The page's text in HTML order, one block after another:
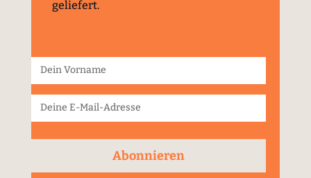
geliefert.
Abonnieren